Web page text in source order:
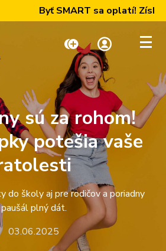
Moja zóna
Byť SMART sa oplatí!
sú za rohom!
potešia vaše
do školy aj pre rodičov a poriadny
paušál plný dát.
03.06.2025